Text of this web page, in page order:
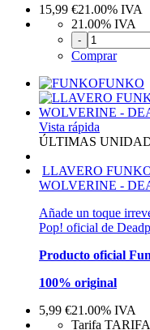
15,99 €21.00% IVA
21.00% IVA
-
Comprar
FUNKO
Vista rápida
ÚLTIMAS
LLAVERO
WOLVERINE -
Añade un toque
Pop! oficial de
Producto oficial
100% original
5,99 €21.00% IVA
Tarifa